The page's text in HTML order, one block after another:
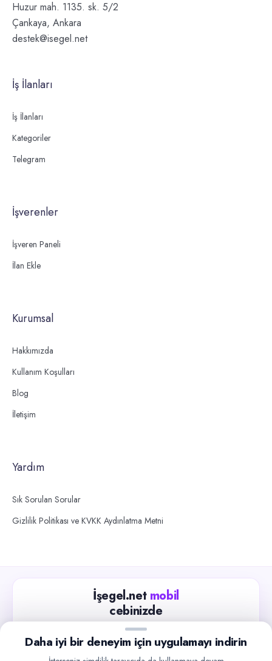
Huzur mah. 1135. sk. 5/2
Çankaya, Ankara
destek@isegel.net
İş İlanları
İş İlanları
Kategoriler
Telegram
İşverenler
İşveren Paneli
İlan Ekle
Kurumsal
Hakkımızda
Kullanım Koşulları
Blog
İletişim
Yardım
Sık Sorulan Sorular
Gizlilik Politikası ve KVKK Aydınlatma Metni
İşegel.net mobil
cebinizde
Güncel iş ilanlarını takip edin, işverenlerle hızlıca
iletişime geçin.
Daha iyi bir deneyim için uygulamayı indirin